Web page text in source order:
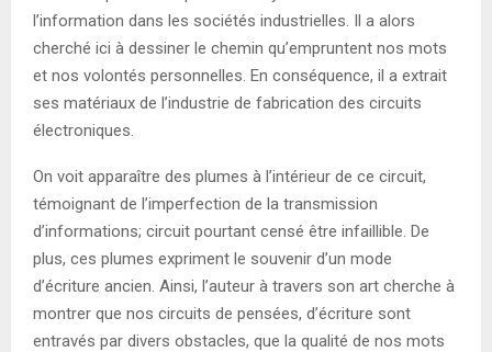
l’information dans les sociétés industrielles. Il a alors
cherché ici à dessiner le chemin qu’empruntent nos mots
et nos volontés personnelles. En conséquence, il a extrait
ses matériaux de l’industrie de fabrication des circuits
électroniques.
On voit apparaître des plumes à l’intérieur de ce circuit,
témoignant de l’imperfection de la transmission
d’informations; circuit pourtant censé être infaillible. De
plus, ces plumes expriment le souvenir d’un mode
d’écriture ancien. Ainsi, l’auteur à travers son art cherche à
montrer que nos circuits de pensées, d’écriture sont
entravés par divers obstacles, que la qualité de nos mots